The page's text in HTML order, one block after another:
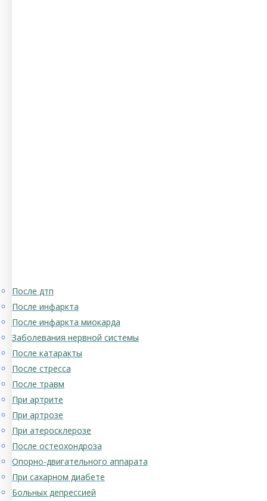
После дтп
После инфаркта
После инфаркта миокарда
Заболевания нервной системы
После катаракты
После стресса
После травм
При артрите
При артрозе
При атеросклерозе
После остеохондроза
Опорно-двигательного аппарата
При сахарном диабете
Больных депрессией